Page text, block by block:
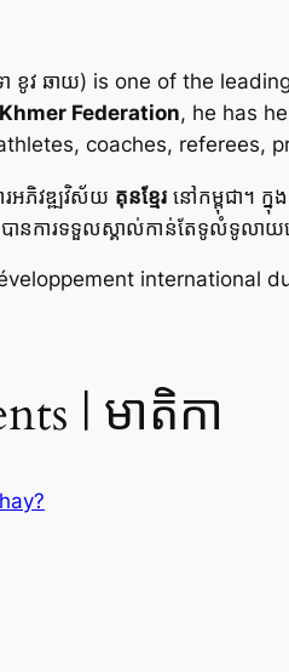
ខូវ ឆាយ) is one of the
Federation, he has
coaches, referees,
រអភិវឌ្ឍវិស័យ គុនខ្មែរ នៅកម្ពុជា។ ក្នុ
ានការទទួលស្គាល់កាន់តែទូលំទូលាយ
international
| មាតិកា